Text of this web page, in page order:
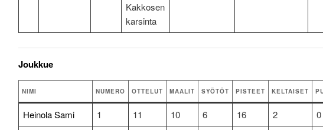
Kakkosen
karsinta
Joukkue
NIMI NUMERO OTTELUT MAALIT SYÖTÖT PISTEET KELTAISET
Heinola Sami 1 11 10 6 16 2
0